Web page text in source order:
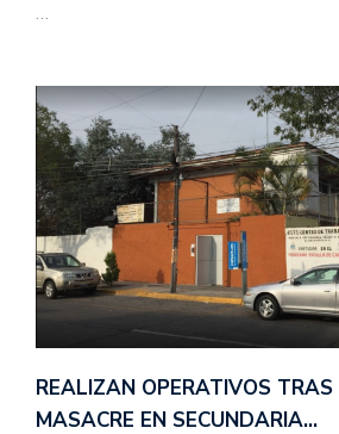
…
REALIZAN OPERATIVOS TRAS
MASACRE EN SECUNDARIA…